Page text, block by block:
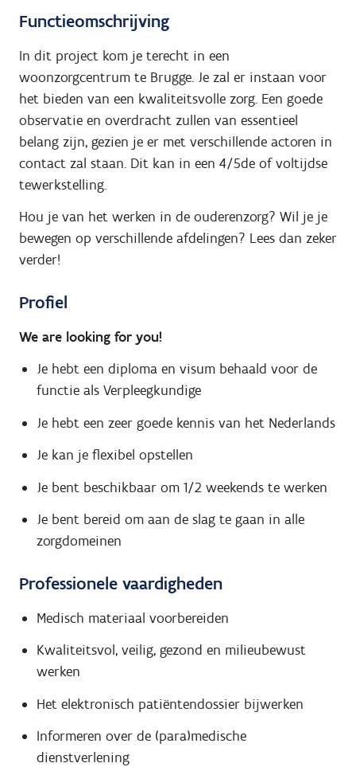
Functieomschrijving
In dit project kom je terecht in een
woonzorgcentrum te Brugge. Je zal er instaan voor
het bieden van een kwaliteitsvolle zorg. Een goede
observatie en overdracht zullen van essentieel
belang zijn, gezien je er met verschillende actoren in
contact zal staan. Dit kan in een 4/5de of voltijdse
tewerkstelling.
Hou je van het werken in de ouderenzorg? Wil je je
bewegen op verschillende afdelingen? Lees dan zeker
verder!
Profiel
We are looking for you!
Je hebt een diploma en visum behaald voor de
functie als Verpleegkundige
Je hebt een zeer goede kennis van het Nederlands
Je kan je flexibel opstellen
Je bent beschikbaar om 1/2 weekends te werken
Je bent bereid om aan de slag te gaan in alle
zorgdomeinen
Professionele vaardigheden
Medisch materiaal voorbereiden
Kwaliteitsvol, veilig, gezond en milieubewust
werken
Het elektronisch patiëntendossier bijwerken
Informeren over de (para)medische
dienstverlening